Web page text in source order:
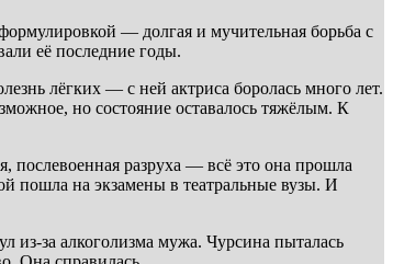
— долгая и мучительная борьба с
её последние годы.
лёгких — с ней актриса боролась много лет.
но состояние оставалось тяжёлым. К
послевоенная разруха — всё это она прошла
пошла на экзамены в театральные вузы. И
за алкоголизма мужа. Чурсина пыталась